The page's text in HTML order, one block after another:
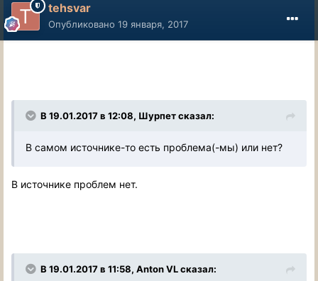
tehsvar
Опубликовано 19 января, 2017
В 19.01.2017 в 12:08, Шурпет сказал:
В самом источнике-то есть проблема(-мы) или нет?
В источнике проблем нет.
В 19.01.2017 в 11:58, Anton VL сказал: